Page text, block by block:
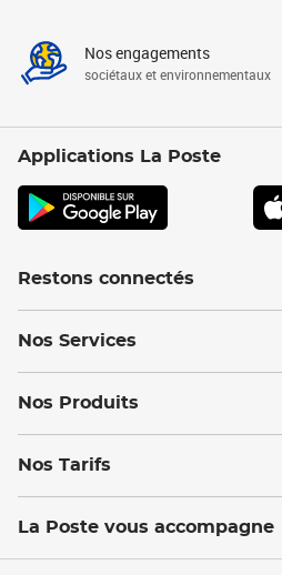
Nos engagements
sociétaux et environnementaux
Applications La Poste
Restons connectés
Nos Services
Nos Produits
Nos Tarifs
La Poste vous accompagne